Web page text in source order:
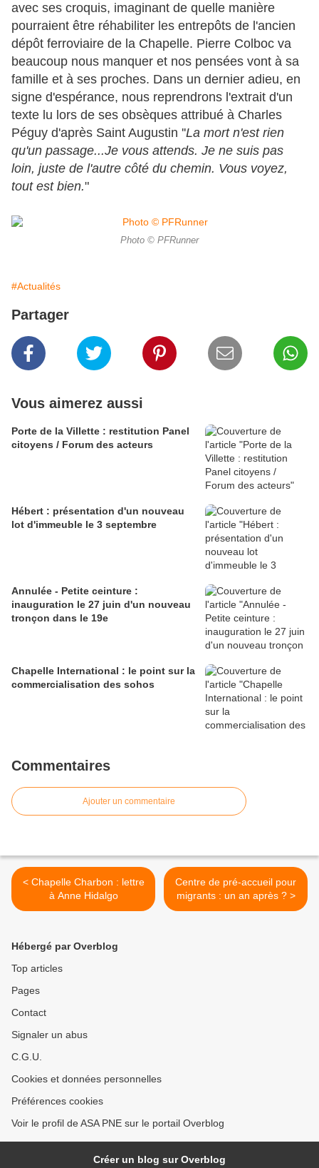
avec ses croquis, imaginant de quelle manière
pourraient être réhabiliter les entrepôts de l'ancien
dépôt ferroviaire de la Chapelle. Pierre Colboc va
beaucoup nous manquer et nos pensées vont à sa
famille et à ses proches. Dans un dernier adieu, en
signe d'espérance, nous reprendrons l'extrait d'un
texte lu lors de ses obsèques attribué à Charles
Péguy d'après Saint Augustin ''La mort n'est rien
qu'un passage...Je vous attends. Je ne suis pas
loin, juste de l'autre côté du chemin. Vous voyez,
tout est bien."
Photo © PFRunner
#Actualités
Partager
Vous aimerez aussi
Porte de la Villette : restitution Panel
citoyens / Forum des acteurs
Hébert : présentation d'un nouveau
lot d'immeuble le 3 septembre
Annulée - Petite ceinture :
inauguration le 27 juin d'un nouveau
tronçon dans le 19e
Chapelle International : le point sur la
commercialisation des sohos
Commentaires
Ajouter un commentaire
< Chapelle Charbon : lettre
à Anne Hidalgo
Centre de pré-accueil pour
migrants : un an après ? >
Hébergé par Overblog
Top articles
Pages
Contact
Signaler un abus
C.G.U.
Cookies et données personnelles
Préférences cookies
Voir le profil de ASA PNE sur le portail Overblog
Créer un blog sur Overblog